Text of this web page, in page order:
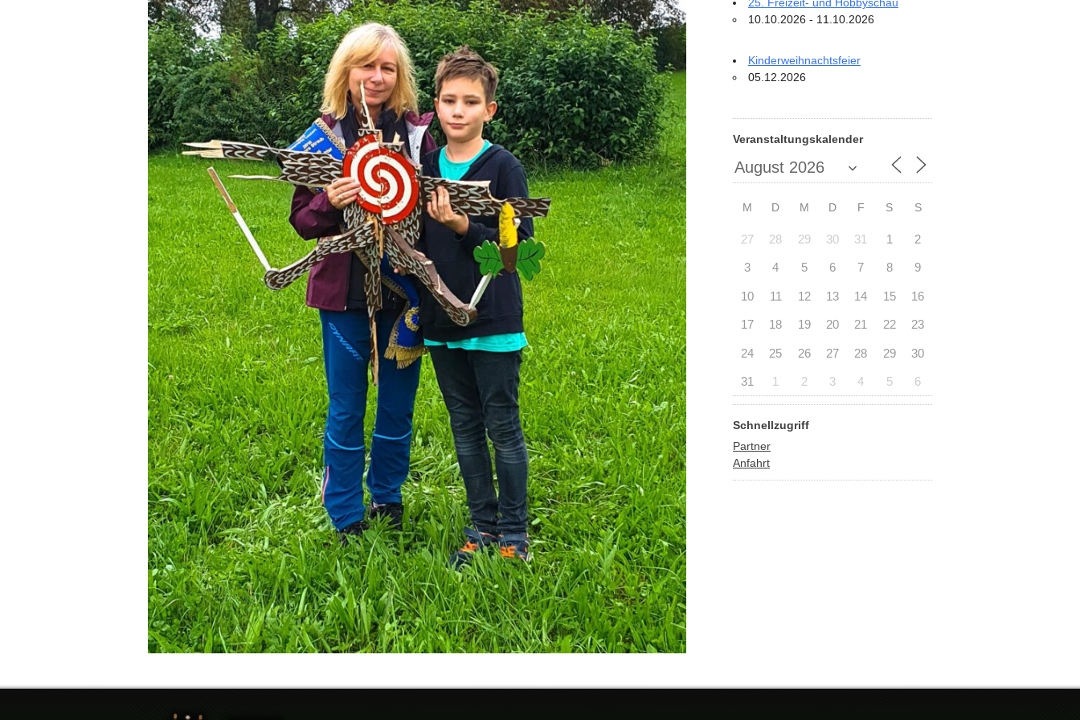
25. Freizeit- und Hobbyschau
10.10.2026 - 11.10.2026
Kinderweihnachtsfeier
05.12.2026
Veranstaltungskalender
M D M D F S S
27 28 29 30 31 1 2
3 4 5 6 7 8 9
10 11 12 13 14 15 16
17 18 19 20 21 22 23
24 25 26 27 28 29 30
31 1 2 3 4 5 6
Schnellzugriff
Partner
Anfahrt